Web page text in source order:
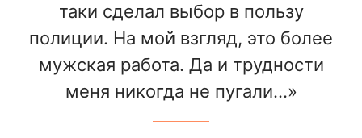
таки сделал выбор в пользу
полиции. На мой взгляд, это более
мужская работа. Да и трудности
меня никогда не пугали…»